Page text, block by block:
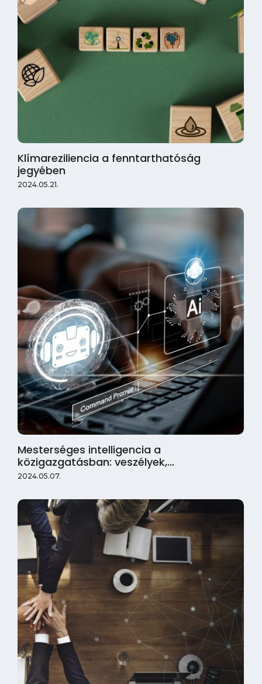
Klímareziliencia a fenntarthatóság
jegyében
2024.05.21.
Mesterséges intelligencia a
közigazgatásban: veszélyek,…
2024.05.07.